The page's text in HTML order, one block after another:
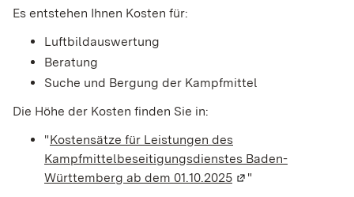
Es entstehen Ihnen Kosten für:
Luftbildauswertung
Beratung
Suche und Bergung der Kampfmittel
Die Höhe der Kosten finden Sie in:
"Kostensätze für Leistungen des
Kampfmittelbeseitigungsdienstes Baden-
Württemberg ab dem 01.10.2025 (Wird in einem
"